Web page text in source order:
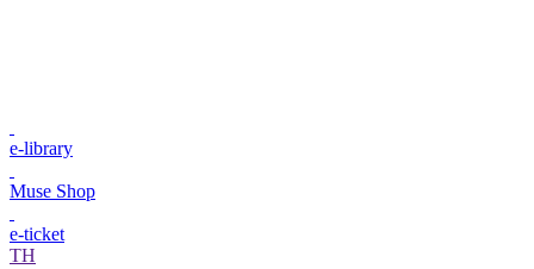
e-library
Muse Shop
e-ticket
TH